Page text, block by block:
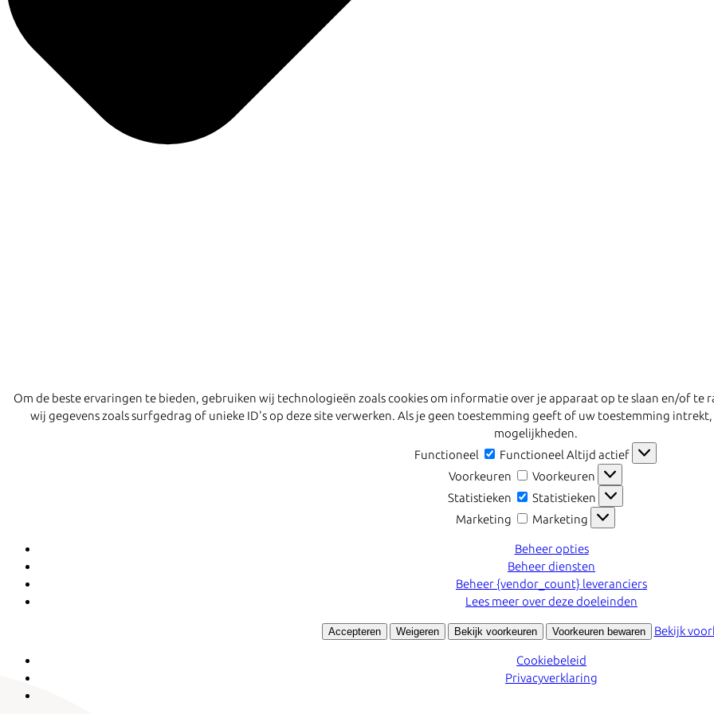
Om de beste ervaringen te bieden, gebruiken wij technologieën zoals cookies om informatie over je apparaat op te slaan en/of
wij gegevens zoals surfgedrag of unieke ID's op deze site verwerken. Als je geen toestemming geeft of uw toestemming
mogelijkheden.
Functioneel
Functioneel Altijd actief
Voorkeuren
Voorkeuren
Statistieken
Statistieken
Marketing
Marketing
Beheer opties
Beheer diensten
Beheer {vendor_count} leveranciers
Lees meer over deze doeleinden
Accepteren Weigeren Bekijk voorkeuren Voorkeuren bewaren Bekijk
Cookiebeleid
Privacyverklaring